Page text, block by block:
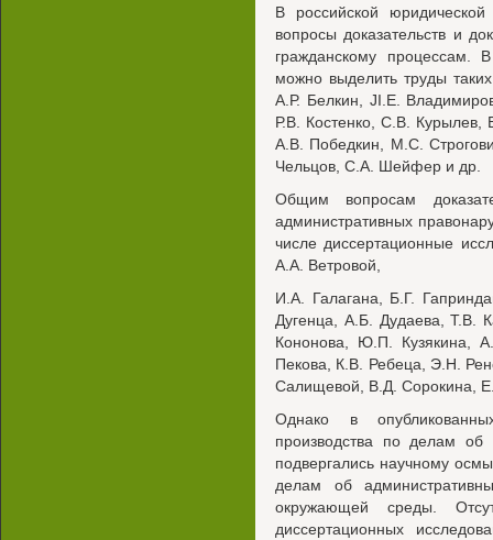
В российской
вопросы доказательств и
гражданскому процессам.
можно выделить труды
А.Р. Белкин, JI.E.
Р.В. Костенко, C.B.
A.B. Победкин, М.С.
Чельцов, С.А. Шейфер и др.
Общим вопросам
административных
числе диссертационные
A.A. Ветровой,
И.А. Галагана, Б.Г.
Дугенца, А.Б. Дудаева, Т.В.
Кононова, Ю.П. Кузякина,
Пекова, К.В. Ребеца, Э.Н.
Салищевой, В.Д. Сорокина,
Однако в
производства по делам об
подвергались научному
делам об
окружающей среды.
диссертационных